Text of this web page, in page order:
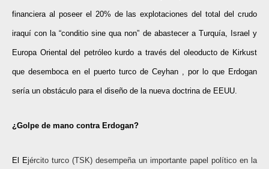
financiera al poseer el 20% de las explotaciones del total del crudo
iraquí con la “conditio sine qua non” de abastecer a Turquía, Israel y
Europa Oriental del petróleo kurdo a través del oleoducto de Kirkust
que desemboca en el puerto turco de Ceyhan , por lo que Erdogan
sería un obstáculo para el diseño de la nueva doctrina de EEUU.
¿Golpe de mano contra Erdogan?
El Ejército turco (TSK) desempeña un importante papel político en la